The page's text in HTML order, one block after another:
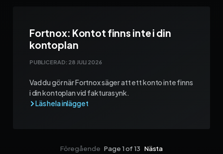
Fortnox: Kontot finns inte i din
kontoplan
PUBLICERAD: 28 JULI 2026
Vad du gör när Fortnox säger att ett konto inte finns
i din kontoplan vid fakturasynk.
Föregående Page 1 of 13 Nästa